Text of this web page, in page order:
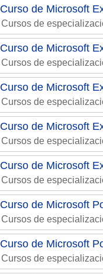
Curso de Microsoft
Cursos de
Curso de Microsoft
Cursos de
Curso de Microsoft
Cursos de
Curso de Microsoft
Cursos de
Curso de Microsoft
Cursos de
Curso de Microsoft
Cursos de
Curso de Microsoft
Cursos de